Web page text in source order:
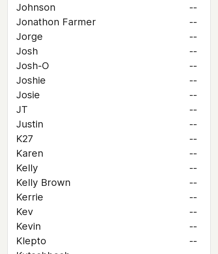
Johnson
--
Jonathon Farmer
--
Jorge
--
Josh
--
Josh-O
--
Joshie
--
Josie
--
JT
--
Justin
--
K27
--
Karen
--
Kelly
--
Kelly Brown
--
Kerrie
--
Kev
--
Kevin
--
Klepto
--